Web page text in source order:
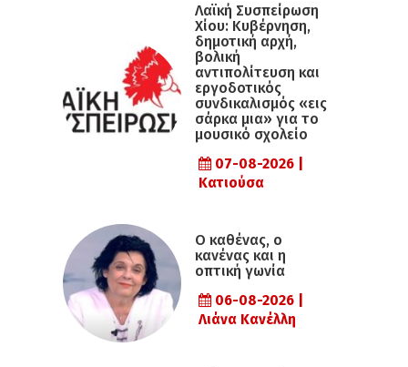
Λαϊκή Συσπείρωση
Χίου: Κυβέρνηση,
δημοτική αρχή,
βολική
αντιπολίτευση και
εργοδοτικός
συνδικαλισμός «εις
σάρκα μια» για το
μουσικό σχολείο
07-08-2026 |
Κατιούσα
Ο καθένας, ο
κανένας και η
οπτική γωνία
06-08-2026 |
Λιάνα Κανέλλη